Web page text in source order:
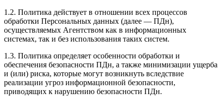
1.2. Политика действует в отношении всех процессов
обработки Персональных данных (далее — ПДн),
осуществляемых Агентством как в информационных
системах, так и без использования таких систем.
1.3. Политика определяет особенности обработки и
обеспечения безопасности ПДн, а также минимизации ущерба
и (или) риска, которые могут возникнуть вследствие
реализации угроз информационной безопасности,
приводящих к нарушению безопасности ПДн.